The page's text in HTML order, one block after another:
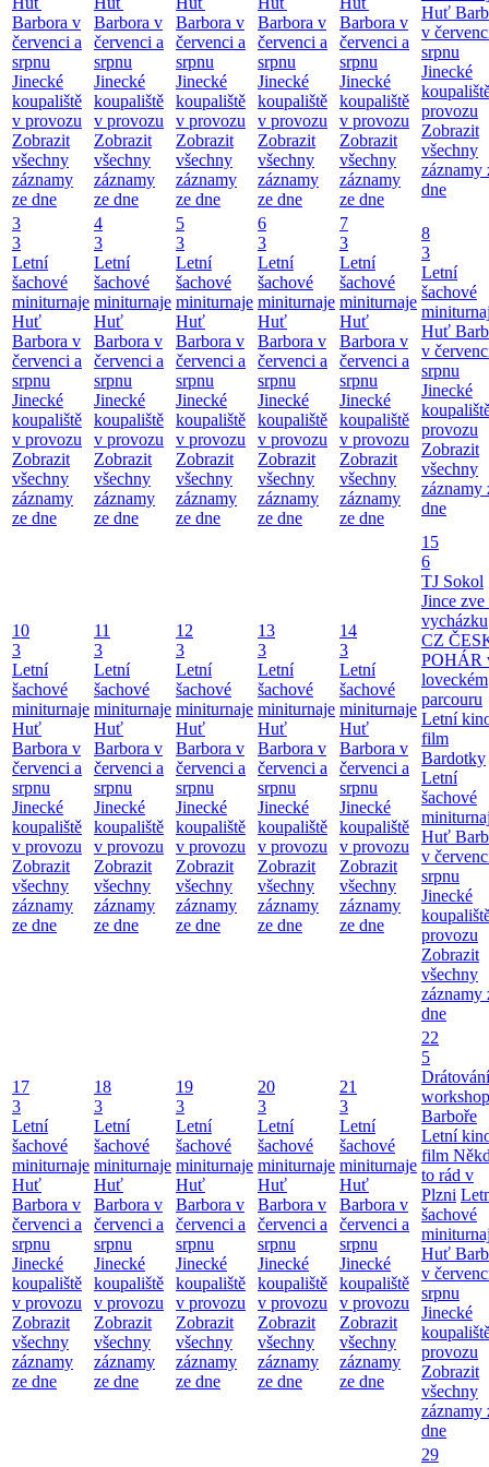
Barbora v
červenci a
srpnu
Jinecké
koupaliště
v provozu
Zobrazit
všechny
záznamy
ze dne
Barbora v
červenci a
srpnu
Jinecké
koupaliště
v provozu
Zobrazit
všechny
záznamy
ze dne
Barbora v
červenci a
srpnu
Jinecké
koupaliště
v provozu
Zobrazit
všechny
záznamy
ze dne
Barbora v
červenci a
srpnu
Jinecké
koupaliště
v provozu
Zobrazit
všechny
záznamy
ze dne
Barbora v
červenci a
srpnu
Jinecké
koupaliště
v provozu
Zobrazit
všechny
záznamy
ze dne
Huť
v
srpnu
Jinecké
provozu
Zobrazit
všechny
záznamy
dne
3
3
Letní
šachové
miniturnaje
Huť
Barbora v
červenci a
srpnu
Jinecké
koupaliště
v provozu
Zobrazit
všechny
záznamy
ze dne
4
3
Letní
šachové
miniturnaje
Huť
Barbora v
červenci a
srpnu
Jinecké
koupaliště
v provozu
Zobrazit
všechny
záznamy
ze dne
5
3
Letní
šachové
miniturnaje
Huť
Barbora v
červenci a
srpnu
Jinecké
koupaliště
v provozu
Zobrazit
všechny
záznamy
ze dne
6
3
Letní
šachové
miniturnaje
Huť
Barbora v
červenci a
srpnu
Jinecké
koupaliště
v provozu
Zobrazit
všechny
záznamy
ze dne
7
3
Letní
šachové
miniturnaje
Huť
Barbora v
červenci a
srpnu
Jinecké
koupaliště
v provozu
Zobrazit
všechny
záznamy
ze dne
8
3
Letní
šachové
Huť
v
srpnu
Jinecké
provozu
Zobrazit
všechny
záznamy
dne
10
3
Letní
šachové
miniturnaje
Huť
Barbora v
červenci a
srpnu
Jinecké
koupaliště
v provozu
Zobrazit
všechny
záznamy
ze dne
11
3
Letní
šachové
miniturnaje
Huť
Barbora v
červenci a
srpnu
Jinecké
koupaliště
v provozu
Zobrazit
všechny
záznamy
ze dne
12
3
Letní
šachové
miniturnaje
Huť
Barbora v
červenci a
srpnu
Jinecké
koupaliště
v provozu
Zobrazit
všechny
záznamy
ze dne
13
3
Letní
šachové
miniturnaje
Huť
Barbora v
červenci a
srpnu
Jinecké
koupaliště
v provozu
Zobrazit
všechny
záznamy
ze dne
14
3
Letní
šachové
miniturnaje
Huť
Barbora v
červenci a
srpnu
Jinecké
koupaliště
v provozu
Zobrazit
všechny
záznamy
ze dne
15
6
TJ Sokol
Jince zve
vycházku
CZ
POHÁR
loveckém
parcouru
Letní
film
Bardotky
Letní
šachové
Huť
v
srpnu
Jinecké
provozu
Zobrazit
všechny
záznamy
dne
17
3
Letní
šachové
miniturnaje
Huť
Barbora v
červenci a
srpnu
Jinecké
koupaliště
v provozu
Zobrazit
všechny
záznamy
ze dne
18
3
Letní
šachové
miniturnaje
Huť
Barbora v
červenci a
srpnu
Jinecké
koupaliště
v provozu
Zobrazit
všechny
záznamy
ze dne
19
3
Letní
šachové
miniturnaje
Huť
Barbora v
červenci a
srpnu
Jinecké
koupaliště
v provozu
Zobrazit
všechny
záznamy
ze dne
20
3
Letní
šachové
miniturnaje
Huť
Barbora v
červenci a
srpnu
Jinecké
koupaliště
v provozu
Zobrazit
všechny
záznamy
ze dne
21
3
Letní
šachové
miniturnaje
Huť
Barbora v
červenci a
srpnu
Jinecké
koupaliště
v provozu
Zobrazit
všechny
záznamy
ze dne
22
5
Barboře
Letní
film
to rád v
Plzni
šachové
Huť
v
srpnu
Jinecké
provozu
Zobrazit
všechny
záznamy
dne
29